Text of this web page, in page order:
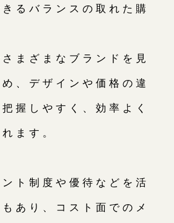
るバランスの取れた購
まざまなブランドを見
、デザインや価格の違
握しやすく、効率よく
ます。
ト制度や優待などを活
あり、コスト面でのメ